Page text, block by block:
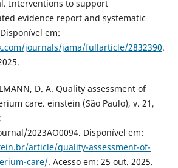
Interventions to support
evidence report and systematic
em:
journals/jama/fullarticle/2832390.
D. A. Quality assessment of
care. einstein (São Paulo), v. 21,
2023AO0094. Disponível em:
article/quality-assessment-of-
care/. Acesso em: 25 out. 2025.